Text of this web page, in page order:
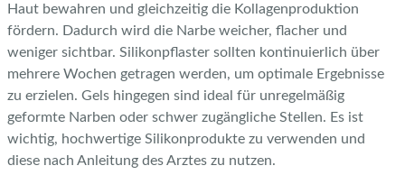
Haut bewahren und gleichzeitig die Kollagenproduktion
fördern. Dadurch wird die Narbe weicher, flacher und
weniger sichtbar. Silikonpflaster sollten kontinuierlich über
mehrere Wochen getragen werden, um optimale Ergebnisse
zu erzielen. Gels hingegen sind ideal für unregelmäßig
geformte Narben oder schwer zugängliche Stellen. Es ist
wichtig, hochwertige Silikonprodukte zu verwenden und
diese nach Anleitung des Arztes zu nutzen.